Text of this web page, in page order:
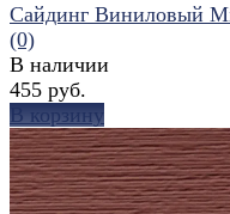
Сайдинг Виниловый
(0)
В наличии
455 руб.
В корзину